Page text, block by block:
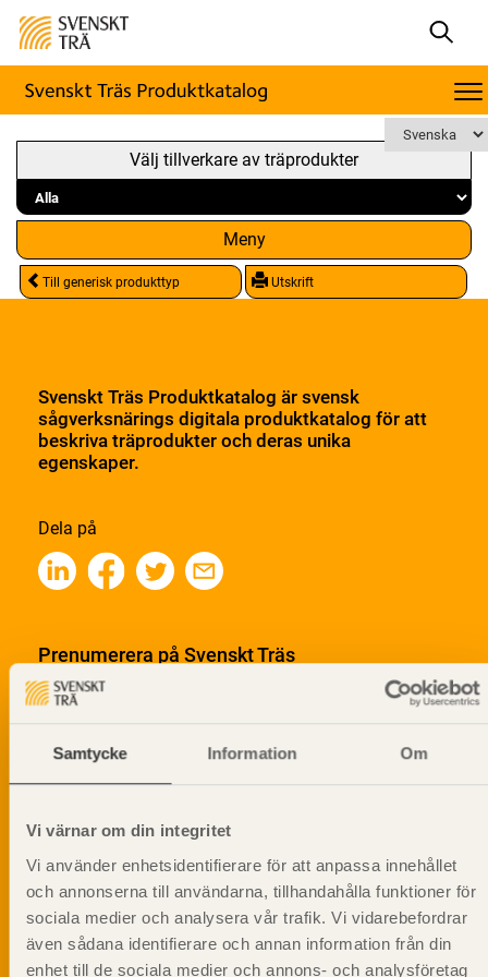
Samtycke Information Om
Vi värnar om din integritet
Vi använder enhetsidentifierare för att anpassa innehållet
och annonserna till användarna, tillhandahålla funktioner för
sociala medier och analysera vår trafik. Vi vidarebefordrar
även sådana identifierare och annan information från din
enhet till de sociala medier och annons- och analysföretag
Välj tillverkare av träprodukter
Meny
Till generisk produkttyp Utskrift
Svenskt Träs Produktkatalog är svensk
sågverksnärings digitala produktkatalog för att
beskriva träprodukter och deras unika
egenskaper.
Dela på
Prenumerera på Svenskt Träs
informationsutskick!